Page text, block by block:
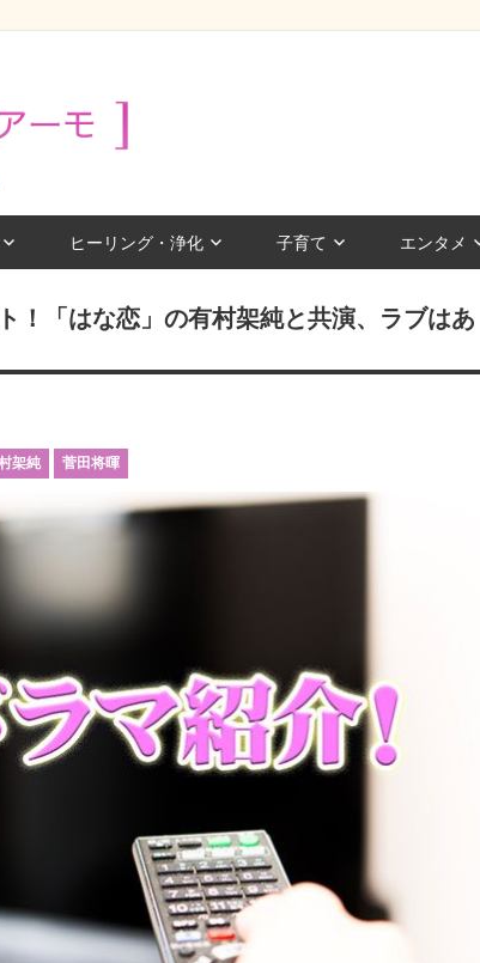
ヒーリング・浄化 子育て エンタメ
！「はな恋」の有村架純と共演、ラブはあ
架純 菅田将暉